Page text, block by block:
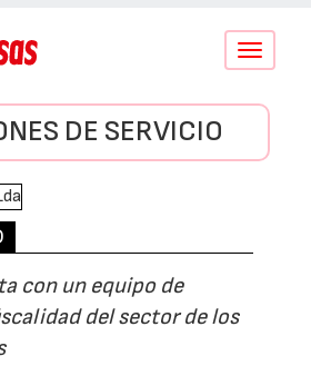
Conmutar
DE SERVICIO
con un equipo de
del sector de los